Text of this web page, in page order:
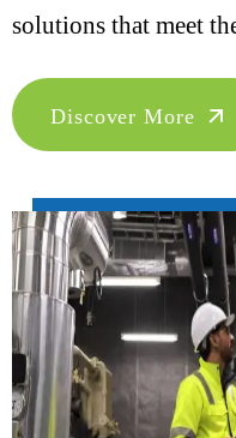
solutions that meet
Discover More